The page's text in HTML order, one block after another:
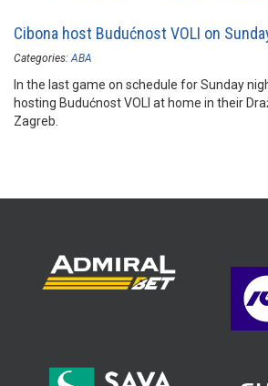
Cibona host Budućnost VOLI on
Categories: ABA
In the last game on schedule for Sunday
hosting Budućnost VOLI at home in their
Zagreb.